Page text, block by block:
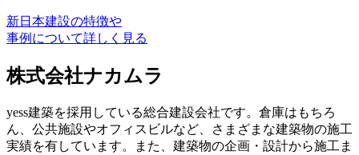
新日本建設の特徴や
事例について詳しく見る
株式会社ナカムラ
yess建築を採用している総合建設会社です。倉庫はもちろ
ん、公共施設やオフィスビルなど、さまざまな建築物の施工
実績を有しています。また、建築物の企画・設計から施工ま